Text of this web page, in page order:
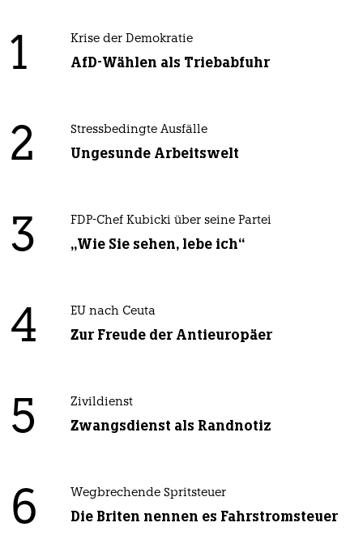
1 Krise der Demokratie
AfD-Wählen als Triebabfuhr
2 Stressbedingte Ausfälle
Ungesunde Arbeitswelt
3 FDP-Chef Kubicki über seine Partei
„Wie Sie sehen, lebe ich“
4 EU nach Ceuta
Zur Freude der Antieuropäer
5 Zivildienst
Zwangsdienst als Randnotiz
6 Wegbrechende Spritsteuer
Die Briten nennen es Fahrstromsteuer